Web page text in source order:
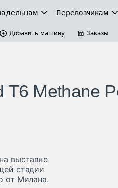
Перевозчикам
Добавить машину Заказы
T6 Methane
выставке
стадии
от Милана.